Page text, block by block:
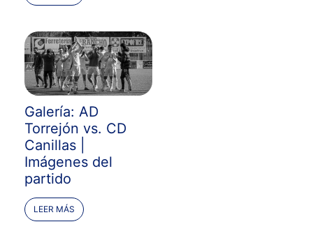
Galería: AD
Torrejón vs. CD
Canillas |
Imágenes del
partido
LEER MÁS